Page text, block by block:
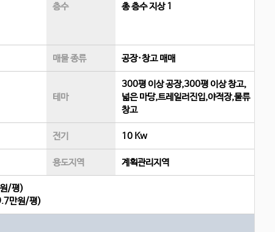
층수 총 층수 지상 1
매물 종류 공장·창고 매매
테마
300평 이상 공장,300평 이상 창고,
넓은 마당,트레일러진입,야적장,물류
창고
전기 10 Kw
용도지역 계획관리지역
/평)
만원/평)